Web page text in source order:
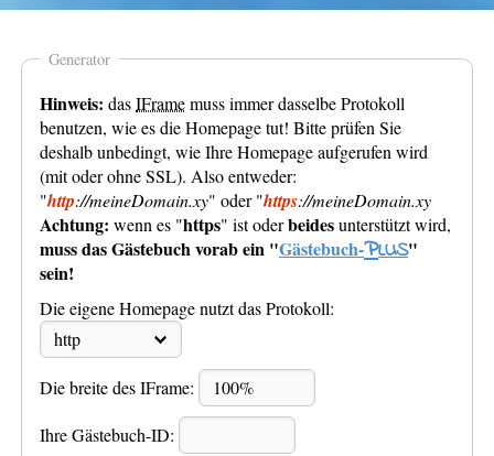
Generator
Hinweis: dasIFramemuss immer dasselbe Protokoll
benutzen, wie es die Homepage tut! Bitte prüfen Sie
deshalb unbedingt, wie Ihre Homepage aufgerufen wird
(mit oder ohne SSL). Also entweder:
"http://meineDomain.xy" oder "https://meineDomain.xy
Achtung: wenn es "https" ist oderbeidesunterstützt wird,
muss das Gästebuch vorab ein "Gästebuch-PLUS"
sein!
Die eigene Homepage nutzt das Protokoll:
Die breite des IFrame:
Ihre Gästebuch-ID: